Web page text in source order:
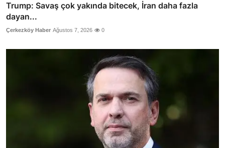
Trump: Savaş çok yakında bitecek, İran daha fazla
dayan...
Çerkezköy Haber Ağustos 7, 2026 0